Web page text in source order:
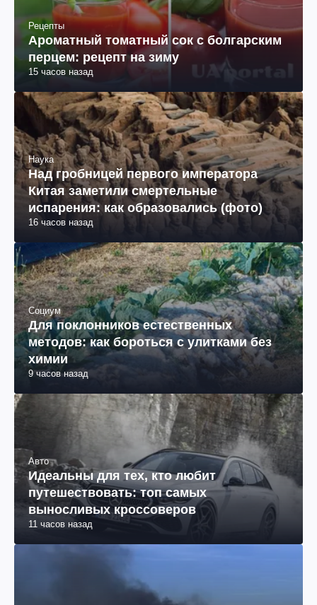
Рецепты
Ароматный томатный сок с болгарским
перцем: рецепт на зиму
15 часов назад
Наука
Над гробницей первого императора
Китая заметили смертельные
испарения: как образовались (фото)
16 часов назад
Социум
Для поклонников естественных
методов: как бороться с улитками без
химии
9 часов назад
Авто
Идеальны для тех, кто любит
путешествовать: топ самых
выносливых кроссоверов
11 часов назад